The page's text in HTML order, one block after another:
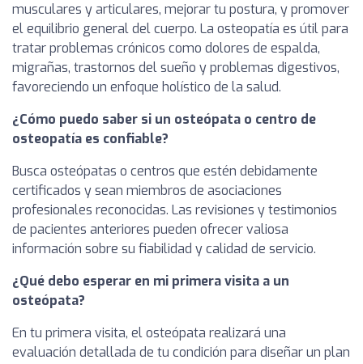
musculares y articulares, mejorar tu postura, y promover
el equilibrio general del cuerpo. La osteopatía es útil para
tratar problemas crónicos como dolores de espalda,
migrañas, trastornos del sueño y problemas digestivos,
favoreciendo un enfoque holístico de la salud.
¿Cómo puedo saber si un osteópata o centro de
osteopatía es confiable?
Busca osteópatas o centros que estén debidamente
certificados y sean miembros de asociaciones
profesionales reconocidas. Las revisiones y testimonios
de pacientes anteriores pueden ofrecer valiosa
información sobre su fiabilidad y calidad de servicio.
¿Qué debo esperar en mi primera visita a un
osteópata?
En tu primera visita, el osteópata realizará una
evaluación detallada de tu condición para diseñar un plan